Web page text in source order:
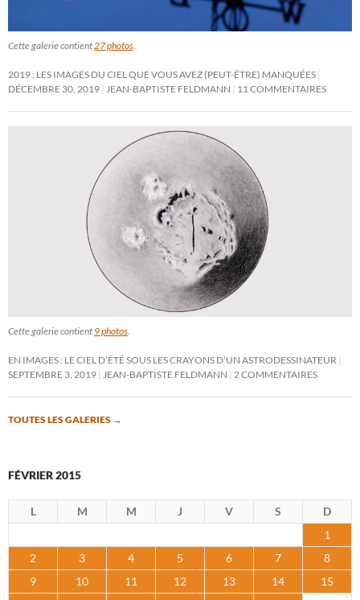
Cette galerie contient27 photos.
2019 : LES IMAGES DU CIEL QUE VOUS AVEZ (PEUT-ÊTRE) MANQUÉES
DÉCEMBRE 30, 2019 JEAN-BAPTISTE FELDMANN 11 COMMENTAIRES
Cette galerie contient 9 photos.
EN IMAGES : LE CIEL D’ÉTÉ SOUS LES CRAYONS D’UN ASTRODESSINATEUR
SEPTEMBRE 3, 2019 JEAN-BAPTISTE FELDMANN 2 COMMENTAIRES
TOUTES LES GALERIES →
FÉVRIER 2015
L M M J V S
D
1
2
3 4 5 6 7
8
9
10 11 12 13 14
15